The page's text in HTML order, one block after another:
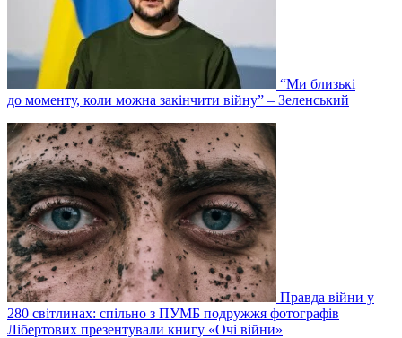
“Ми близькі
до моменту, коли можна закінчити війну” – Зеленський
Правда війни у
280 світлинах: спільно з ПУМБ подружжя фотографів
Лібертових презентували книгу «Очі війни»